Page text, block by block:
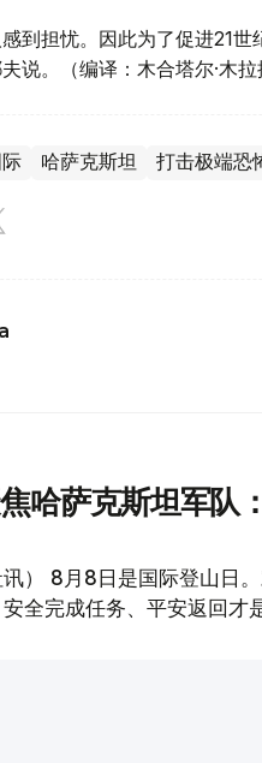
到担忧。因此为了促进21世
说。（编译：木合塔尔·木拉
哈萨克斯坦 打击极端恐
哈萨克斯坦军队
讯） 8月8日是国际登山日
全完成任务、平安返回才